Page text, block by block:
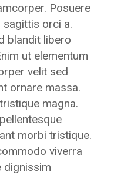
Posuere
sagittis orci a.
blandit libero
ut elementum
velit sed
ornare massa.
magna.
morbi tristique.
viverra
dignissim